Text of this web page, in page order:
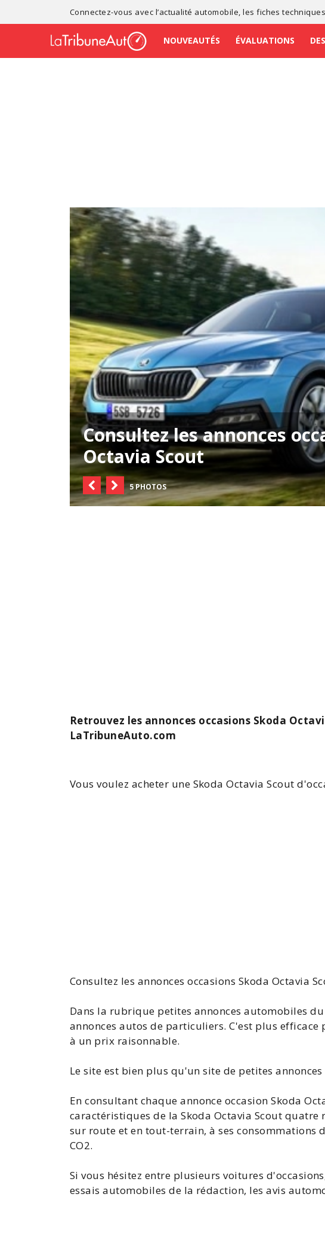
Connectez-vous avec l’actualité automobile , lesfiches techniques
NOUVEAUTÉS ÉVALUATIONS
Consultez les annonces
Octavia Scout
5 PHOTOS
Retrouvez les annonces occasions Skoda
LaTribuneAuto.com
Vous voulez acheter une Skoda Octavia Scout d'
Consultez les annoncesoccasions Skoda Octavia
Dans la rubrique petites annoncesautomobiles du
annoncesautos de particuliers. C'est plus
à un prix raisonnable.
Le site est bien plus qu'un site de petites
En consultant chaque annonce occasionSkoda
caractéristiques de la Skoda Octavia Scout quatre
sur route et en tout-terrain, à ses consommations
CO2.
Si vous hésitez entre plusieursvoitures d'occasions
essais automobiles de la rédaction, les avis